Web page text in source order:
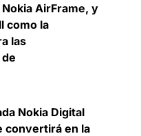
AirFrame, y
como la
las
Nokia Digital
convertirá en la